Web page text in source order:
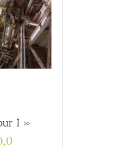
I »
Plage